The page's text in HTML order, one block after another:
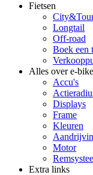
Fietsen
Longtail
Off-road
Boek een
Alles over e-
Accu's
Displays
Frame
Kleuren
Motor
Extra links